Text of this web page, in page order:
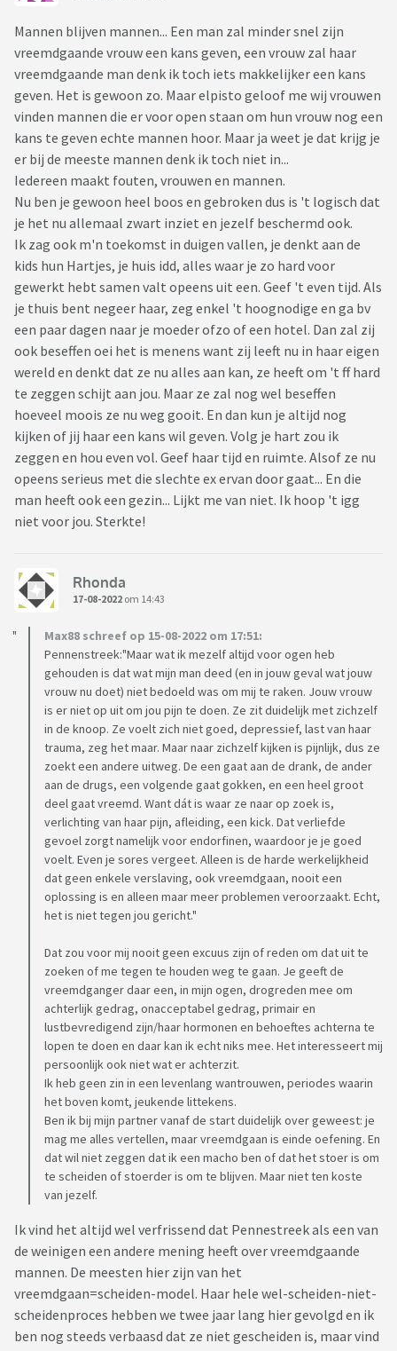
Mannen blijven mannen... Een man zal minder snel zijn
vreemdgaande vrouw een kans geven, een vrouw zal haar
vreemdgaande man denk ik toch iets makkelijker een kans
geven. Het is gewoon zo. Maar elpisto geloof me wij vrouwen
vinden mannen die er voor open staan om hun vrouw nog een
kans te geven echte mannen hoor. Maar ja weet je dat krijg je
er bij de meeste mannen denk ik toch niet in...
Iedereen maakt fouten, vrouwen en mannen.
Nu ben je gewoon heel boos en gebroken dus is 't logisch dat
je het nu allemaal zwart inziet en jezelf beschermd ook.
Ik zag ook m'n toekomst in duigen vallen, je denkt aan de
kids hun Hartjes, je huis idd, alles waar je zo hard voor
gewerkt hebt samen valt opeens uit een. Geef 't even tijd. Als
je thuis bent negeer haar, zeg enkel 't hoognodige en ga bv
een paar dagen naar je moeder ofzo of een hotel. Dan zal zij
ook beseffen oei het is menens want zij leeft nu in haar eigen
wereld en denkt dat ze nu alles aan kan, ze heeft om 't ff hard
te zeggen schijt aan jou. Maar ze zal nog wel beseffen
hoeveel moois ze nu weg gooit. En dan kun je altijd nog
kijken of jij haar een kans wil geven. Volg je hart zou ik
zeggen en hou even vol. Geef haar tijd en ruimte. Alsof ze nu
opeens serieus met die slechte ex ervan door gaat... En die
man heeft ook een gezin... Lijkt me van niet. Ik hoop 't igg
niet voor jou. Sterkte!
Rhonda
17-08-2022 om 14:43
Max88 schreef op 15-08-2022 om 17:51:
Pennenstreek:"Maar wat ik mezelf altijd voor ogen heb
gehouden is dat wat mijn man deed (en in jouw geval wat jouw
vrouw nu doet) niet bedoeld was om mij te raken. Jouw vrouw
is er niet op uit om jou pijn te doen. Ze zit duidelijk met zichzelf
in de knoop. Ze voelt zich niet goed, depressief, last van haar
trauma, zeg het maar. Maar naar zichzelf kijken is pijnlijk, dus ze
zoekt een andere uitweg. De een gaat aan de drank, de ander
aan de drugs, een volgende gaat gokken, en een heel groot
deel gaat vreemd. Want dát is waar ze naar op zoek is,
verlichting van haar pijn, afleiding, een kick. Dat verliefde
gevoel zorgt namelijk voor endorfinen, waardoor je je goed
voelt. Even je sores vergeet. Alleen is de harde werkelijkheid
dat geen enkele verslaving, ook vreemdgaan, nooit een
oplossing is en alleen maar meer problemen veroorzaakt. Echt,
het is niet tegen jou gericht."
Dat zou voor mij nooit geen excuus zijn of reden om dat uit te
zoeken of me tegen te houden weg te gaan. Je geeft de
vreemdganger daar een, in mijn ogen, drogreden mee om
achterlijk gedrag, onacceptabel gedrag, primair en
lustbevredigend zijn/haar hormonen en behoeftes achterna te
lopen te doen en daar kan ik echt niks mee. Het interesseert mij
persoonlijk ook niet wat er achterzit.
Ik heb geen zin in een levenlang wantrouwen, periodes waarin
het boven komt, jeukende littekens.
Ben ik bij mijn partner vanaf de start duidelijk over geweest: je
mag me alles vertellen, maar vreemdgaan is einde oefening. En
dat wil niet zeggen dat ik een macho ben of dat het stoer is om
te scheiden of stoerder is om te blijven. Maar niet ten koste
van jezelf.
Ik vind het altijd wel verfrissend dat Pennestreek als een van
de weinigen een andere mening heeft over vreemdgaande
mannen. De meesten hier zijn van het
vreemdgaan=scheiden-model. Haar hele wel-scheiden-niet-
scheidenproces hebben we twee jaar lang hier gevolgd en ik
ben nog steeds verbaasd dat ze niet gescheiden is, maar vind